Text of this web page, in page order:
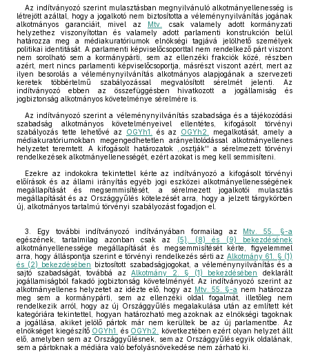
Az indítványozó szerint mulasztásban megnyilvánuló alkotmányellenesség is
létrejött azáltal, hogy a jogalkotó nem biztosította a véleménynyilvánítás jogának
alkotmányos garanciáit, mivel az Mtv.
csak valamely adott kormányzati
helyzethez viszonyítottan és valamely adott parlamenti konstrukción belül
határozza meg a médiakuratóriumok elnökségi tagjává jelölhető személyek
politikai identitását. A parlamenti képviselőcsoporttal nem rendelkező párt viszont
nem sorolható sem a kormánypárti, sem az ellenzéki frakciók közé, részben
azért, mert nincs parlamenti képviselőcsoportja, másrészt viszont azért, mert az
ilyen besorolás a véleménynyilvánítás alkotmányos alapjogának a szervezeti
keretek többértelmű szabályozással megvalósított sérelmét jelenti. Az
indítványozó ebben az összefüggésben hivatkozott a jogállamiság és
jogbiztonság alkotmányos követelménye sérelmére is.
Az indítványozó szerint a véleménynyilvánítás szabadsága és a tájékozódási
szabadság alkotmányos követelményeivel ellentétes, kifogásolt törvényi
szabályozás tette lehetővé az OGYh1. és az OGYh2.
megalkotását, amely a
médiakuratóriumokban megengedhetetlen arányeltolódással alkotmányellenes
helyzetet teremtett. A kifogásolt határozatok ,,osztják'' a sérelmezett törvényi
rendelkezések alkotmányellenességét, ezért azokat is meg kell semmisíteni.
Ezekre az indokokra tekintettel kérte az indítványozó a kifogásolt törvényi
előírások és az állami irányítás egyéb jogi eszközei alkotmányellenességének
megállapítását és megsemmisítését, a sérelmezett jogalkotói mulasztás
megállapítását és az Országgyűlés kötelezését arra, hogy a jelzett tárgykörben
új, alkotmányos tartalmú törvényi szabályozást fogadjon el.
3. Egy további indítványozó indítványában formailag az Mtv. 55. §-a
egészének, tartalmilag azonban csak az
(5), (8) és (9) bekezdésének
alkotmányellenessége megállapítását és megsemmisítését kérte, figyelemmel
arra, hogy álláspontja szerint e törvényi rendelkezés sérti az Alkotmány 61. § (1)
és (2) bekezdésében biztosított szabadságjogokat, a véleménynyilvánítás és a
sajtó szabadságát, továbbá azAlkotmány 2. § (1) bekezdésében
deklarált
jogállamiságból fakadó jogbiztonság követelményét. Az indítványozó szerint az
alkotmányellenes helyzetet az idézte elő, hogy az Mtv. 55. §-a nem határozza
meg sem a kormánypárti, sem az ellenzéki oldal fogalmát, illetőleg nem
rendelkezik arról, hogy az új Országgyűlés megalakulása után az említett két
kategóriára tekintettel, hogyan határozható meg azoknak az elnökségi tagoknak
a jogállása, akiket jelölő pártok már nem kerültek be az új parlamentbe. Az
elnökséget kiegészítő OGYh1. és OGYh2.
következtében ezért olyan helyzet állt
elő, amelyben sem az Országgyűlésnek, sem az Országgyűlés egyik oldalának,
sem a pártoknak a médiára való befolyásnövekedése nem zárható ki.